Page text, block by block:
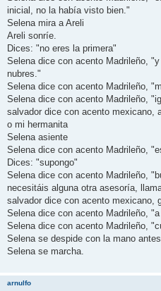
inicial, no la había visto bien."
Selena mira a Areli
Areli sonríe.
Dices: "no eres la primera"
Selena dice con acento Madrileño,
nubres."
Selena dice con acento Madrileño,
Selena dice con acento Madrileño,
salvador dice con acento mexicano,
o mi hermanita
Selena asiente
Selena dice con acento Madrileño,
Dices: "supongo"
Selena dice con acento Madrileño,
necesitáis alguna otra asesoría,
salvador dice con acento mexicano,
Selena dice con acento Madrileño,
Selena dice con acento Madrileño,
Selena se despide con la mano
Selena se marcha.
arnulfo